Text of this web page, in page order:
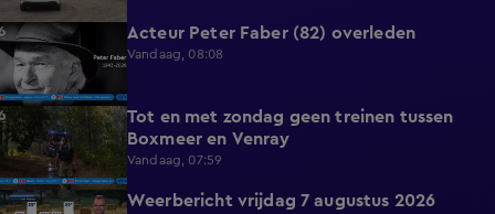
0:59 Acteur Peter Faber (82) overleden
Vandaag, 08:08
0:36
Tot en met zondag geen treinen tussen
Boxmeer en Venray
Vandaag, 07:59
2:26 Weerbericht vrijdag 7 augustus 2026